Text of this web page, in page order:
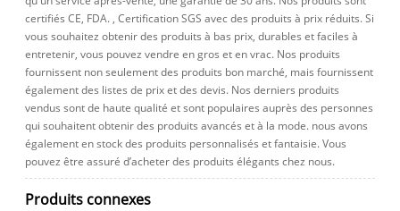
certifiés CE, FDA. , Certification SGS avec des produits à prix réduits. Si
vous souhaitez obtenir des produits à bas prix, durables et faciles à
entretenir, vous pouvez vendre en gros et en vrac. Nos produits
fournissent non seulement des produits bon marché, mais fournissent
également des listes de prix et des devis. Nos derniers produits
vendus sont de haute qualité et sont populaires auprès des personnes
qui souhaitent obtenir des produits avancés et à la mode. nous avons
également en stock des produits personnalisés et fantaisie. Vous
pouvez être assuré d’acheter des produits élégants chez nous.
Produits connexes